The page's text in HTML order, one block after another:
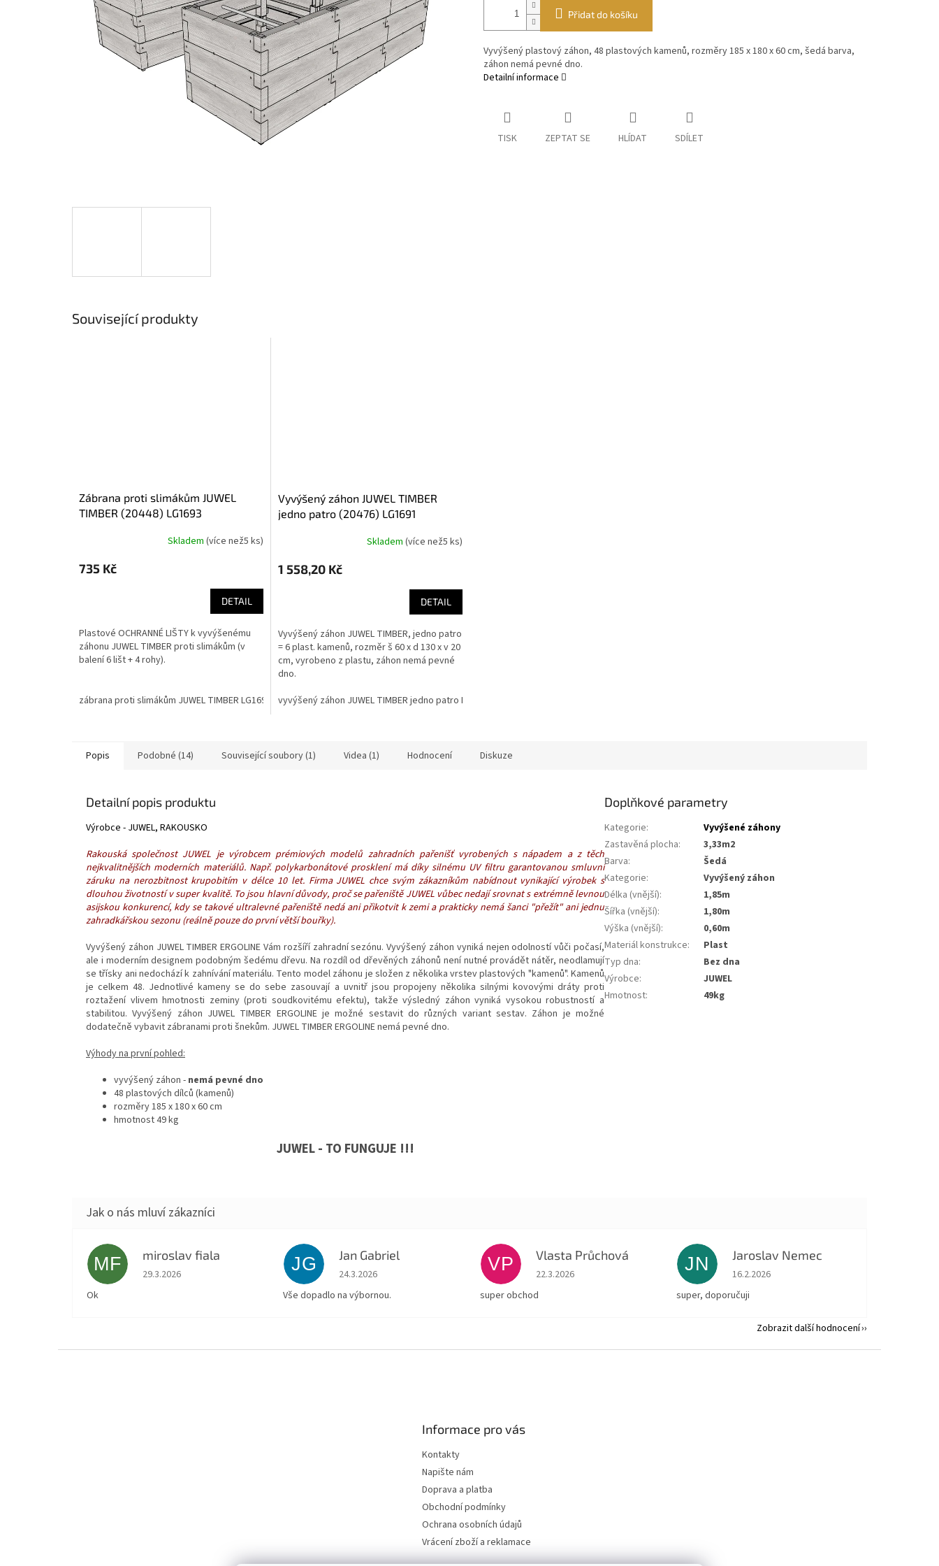
Přidat do košíku
Vyvýšený plastový záhon, 48 plastových kamenů, rozměry 185 x 180 x 60 cm, šedá barva,
záhon nemá pevné dno.
Detailní informace
TISK ZEPTAT SE HLÍDAT SDÍLET
Související produkty
zábrana proti slimákům JUWEL
TIMBER (20448) LG1693
Skladem (více než5 ks)
735 Kč
DETAIL
Plastové OCHRANNÉ LIŠTY k vyvýšenému
záhonu JUWEL TIMBER proti slimákům (v
balení 6 lišt + 4 rohy).
zábrana proti slimákům JUWEL TIMBER LG1693
vyvýšený záhon JUWEL TIMBER
jedno patro (20476) LG1691
Skladem (více než5 ks)
1 558,20 Kč
DETAIL
Vyvýšený záhon JUWEL TIMBER, jedno patro
= 6 plast. kamenů, rozměr š 60 x d 130 x v 20
cm, vyrobeno z plastu, záhon nemá pevné
dno.
vyvýšený záhon JUWEL TIMBER jedno patro LG1691
Popis Podobné (14) Související soubory (1) Videa (1) Hodnocení Diskuze
Detailní popis produktu
Výrobce - JUWEL, RAKOUSKO
Rakouská společnost JUWEL je výrobcem prémiových modelů zahradních pařenišť vyrobených s nápadem a z těch
nejkvalitnějších moderních materiálů. Např. polykarbonátové prosklení má díky silnému UV filtru garantovanou smluvní
záruku na nerozbitnost krupobitím v délce 10 let. Firma JUWEL chce svým zákazníkům nabídnout vynikající výrobek s
dlouhou životností v super kvalitě. To jsou hlavní důvody, proč se pařeniště JUWEL vůbec nedají srovnat s extrémně levnou
asijskou konkurencí, kdy se takové ultralevné pařeniště nedá ani přikotvit k zemi a prakticky nemá šanci "přežít" ani jednu
zahradkářskou sezonu (reálně pouze do první větší bouřky).
Vyvýšený záhon JUWEL TIMBER ERGOLINE Vám rozšíří zahradní sezónu. Vyvýšený záhon vyniká nejen odolností vůči počasí,
ale i moderním designem podobným šedému dřevu. Na rozdíl od dřevěných záhonů není nutné provádět nátěr, neodlamují
se třísky ani nedochází k zahnívání materiálu. Tento model záhonu je složen z několika vrstev plastových "kamenů". Kamenů
je celkem 48. Jednotlivé kameny se do sebe zasouvají a uvnitř jsou propojeny několika silnými kovovými dráty proti
roztažení vlivem hmotnosti zeminy (proti soudkovitému efektu), takže výsledný záhon vyniká vysokou robustností a
stabilitou. Vyvýšený záhon JUWEL TIMBER ERGOLINE je možné sestavit do různých variant sestav. Záhon je možné
dodatečně vybavit zábranami proti šnekům. JUWEL TIMBER ERGOLINE nemá pevné dno.
Výhody na první pohled:
vyvýšený záhon - nemá pevné dno
48 plastových dílců (kamenů)
rozměry 185 x 180 x 60 cm
hmotnost 49 kg
JUWEL - TO FUNGUJE !!!
Doplňkové parametry
Kategorie:
Vyvýšené záhony
Zastavěná plocha:
3,33m2
Barva:
šedá
Kategorie:
vyvýšený záhon
Délka (vnější):
1,85m
Šířka (vnější):
1,80m
Výška (vnější):
0,60m
Materiál konstrukce:
plast
Typ dna:
bez dna
Výrobce:
JUWEL
Hmotnost: 49kg
MF miroslav fiala
Hodnocení obchodu je 5 z 5 hvězdiček.
29.3.2026
Ok
JG Jan Gabriel
Hodnocení obchodu je 5 z 5 hvězdiček.
24.3.2026
Vše dopadlo na výbornou.
VP Vlasta Průchová
Hodnocení obchodu je 5 z 5 hvězdiček.
22.3.2026
super obchod
JN Jaroslav Nemec
Hodnocení obchodu je 5 z 5 hvězdiček.
16.2.2026
super, doporučuji
Zobrazit další hodnocení
Informace pro vás
Kontakty
Napište nám
Doprava a platba
Obchodní podmínky
Ochrana osobních údajů
Vrácení zboží a reklamace